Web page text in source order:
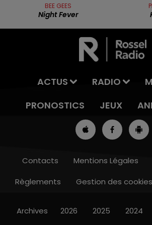
7h00 - 10h00
BEE GEES
Night Fever
ACTUS RADIO
PRONOSTICS
JEUX
Contacts Mentions Légales
Règlements
Gestion des cookies
Archives 2026 2025 2024